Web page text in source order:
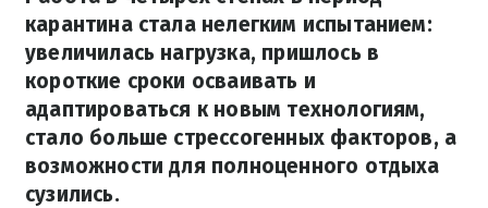
карантина стала нелегким испытанием:
увеличилась нагрузка, пришлось в
короткие сроки осваивать и
адаптироваться к новым технологиям,
стало больше стрессогенных факторов, а
возможности для полноценного отдыха
сузились.